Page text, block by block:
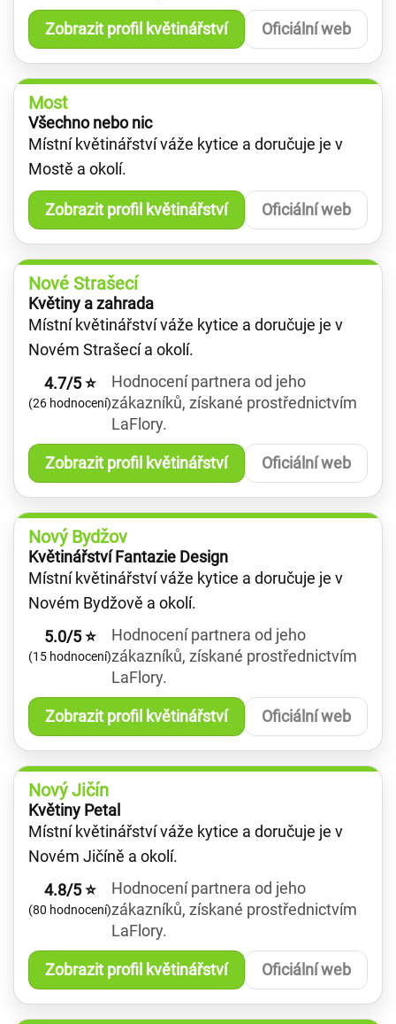
Zobrazit profil květinářství Oficiální web
Most
Všechno nebo nic
Místní květinářství váže kytice a doručuje je v
Mostě a okolí.
Zobrazit profil květinářství Oficiální web
Nové Strašecí
Květiny a zahrada
Místní květinářství váže kytice a doručuje je v
Novém Strašecí a okolí.
4.7/5 ⭐
(26 hodnocení)
Hodnocení partnera od jeho
zákazníků, získané prostřednictvím
LaFlory.
Zobrazit profil květinářství Oficiální web
Nový Bydžov
Květinářství Fantazie Design
Místní květinářství váže kytice a doručuje je v
Novém Bydžově a okolí.
5.0/5 ⭐
(15 hodnocení)
Hodnocení partnera od jeho
zákazníků, získané prostřednictvím
LaFlory.
Zobrazit profil květinářství Oficiální web
Nový Jičín
Květiny Petal
Místní květinářství váže kytice a doručuje je v
Novém Jičíně a okolí.
4.8/5 ⭐
(80 hodnocení)
Hodnocení partnera od jeho
zákazníků, získané prostřednictvím
LaFlory.
Zobrazit profil květinářství Oficiální web